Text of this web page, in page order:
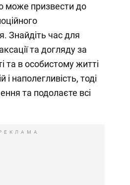
може призвести до
Знайдіть час для
та догляду за
та в особистому житті
і наполегливість, тоді
та подолаєте всі